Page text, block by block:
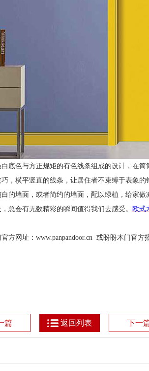
底色与方正规矩的有色线条组成的设计，在
，横平竖直的线条，让居住者不束缚于表象
的墙面，或者简约的墙面，配以绿植，给家
总会有无数精彩的瞬间值得我们去感受。 欧式
方网址： www.panpandoor.cn 或盼盼木门官方
篇 返回列表 下一